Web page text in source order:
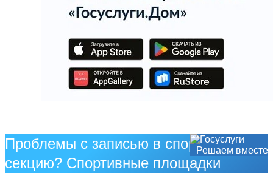
Решаем вместе
Проблемы с записью в спортивную
секцию? Спортивные площадки